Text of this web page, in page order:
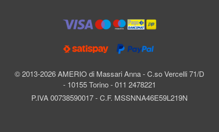
© 2013-2026 AMERIO di Massari Anna - C.so Vercelli 71/D
- 10155 Torino - 011 2478221
P.IVA 00738590017 - C.F. MSSNNA46E59L219N